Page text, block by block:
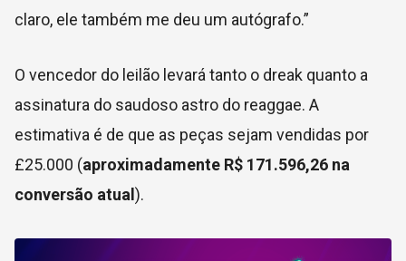
claro, ele também me deu um autógrafo.”
O vencedor do leilão levará tanto o dreak quanto a
assinatura do saudoso astro do reaggae. A
estimativa é de que as peças sejam vendidas por
£25.000 (aproximadamente R$ 171.596,26 na
conversão atual ).